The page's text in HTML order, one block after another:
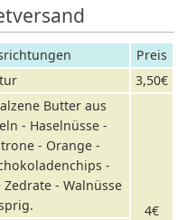
Preis
3,50€
Butter aus
- Haselnüsse -
- Orange -
-
- Walnüsse
4€